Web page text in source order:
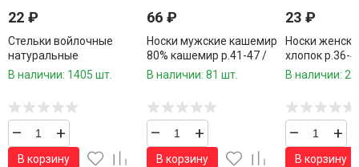
22 ₽
Стельки войлочные
натуральные
утолщенные р.41-48 1
В наличии: 1405 шт.
– +
В корзину
66 ₽
Носки мужские кашемир
80% кашемир р.41-47 /
10 пар в упаковке/ 1
В наличии: 81 шт.
– +
В корзину
23 ₽
Носки
хлопок р.36-
упаковке/ 1
В наличии:
– +
В корзину